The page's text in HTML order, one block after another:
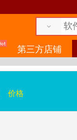
第三方店铺
价格